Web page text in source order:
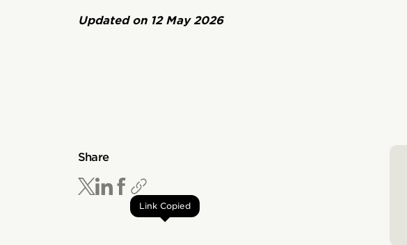
Updated on 12 May 2026
Share
Link Copied